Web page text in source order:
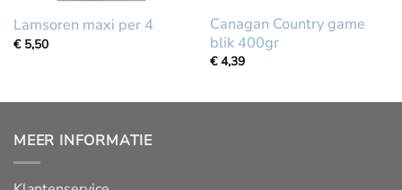
Lamsoren maxi per 4
€ 5,50
Canagan Country game
blik 400gr
€4,39
MEER INFORMATIE